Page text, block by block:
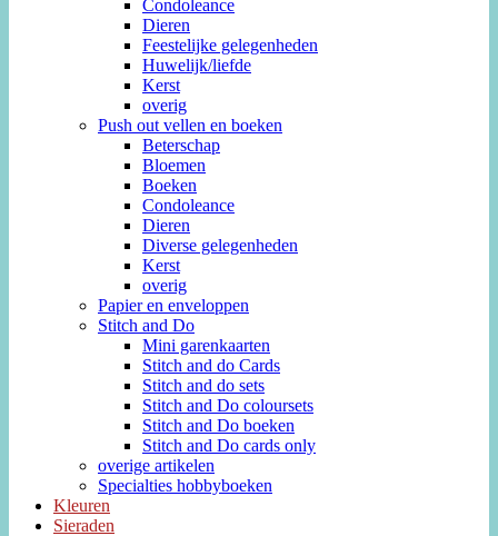
Condoleance
Dieren
Feestelijke gelegenheden
Huwelijk/liefde
Kerst
overig
Push out vellen en boeken
Beterschap
Bloemen
Boeken
Condoleance
Dieren
Diverse gelegenheden
Kerst
overig
Papier en enveloppen
Stitch and Do
Mini garenkaarten
Stitch and do Cards
Stitch and do sets
Stitch and Do coloursets
Stitch and Do boeken
Stitch and Do cards only
overige artikelen
Specialties hobbyboeken
Kleuren
Sieraden